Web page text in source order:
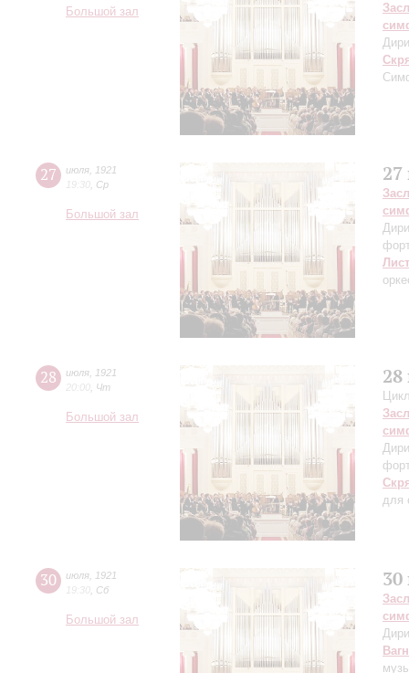
Большой зал
27 июля
1921
19:30 Ср
Большой зал
Лист
28 июля
1921
20:00 Чт
Большой зал
для
30 июля
1921
19:30 Сб
Большой зал